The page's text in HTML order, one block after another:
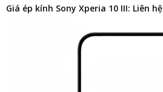
Giá ép kính Sony Xperia 10 III: Liên hệ